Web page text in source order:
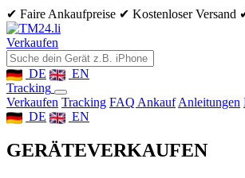
✔ Faire Ankaufpreise ✔ Kostenloser Versand
Verkaufen
DE
EN
Tracking
Verkaufen Tracking FAQ Ankauf Anleitungen
DE
EN
GERÄTEVERKAUFEN